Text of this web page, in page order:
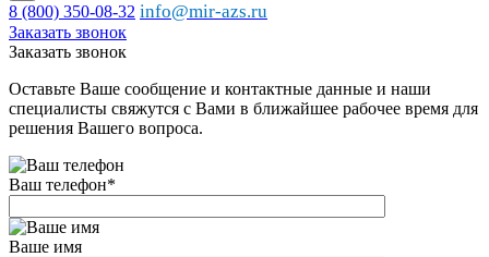
8 (800) 350-08-32 info@mir-azs.ru
Заказать звонок
Заказать звонок
Оставьте Ваше сообщение и контактные данные и наши
специалисты свяжутся с Вами в ближайшее рабочее время для
решения Вашего вопроса.
Ваш телефон*
Ваше имя